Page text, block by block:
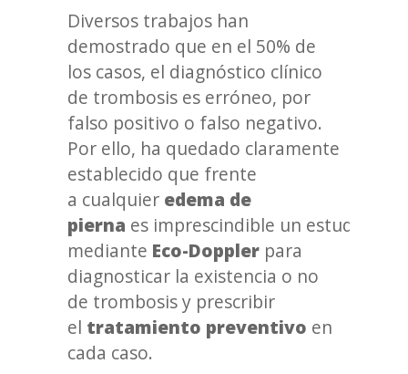
Diversos trabajos han
demostrado que en el 50% de
los casos, el diagnóstico clínico
de trombosis es erróneo, por
falso positivo o falso negativo.
Por ello, ha quedado claramente
establecido que frente
a cualquier edema de
pierna es imprescindible un estudio
mediante Eco-Doppler para
diagnosticar la existencia o no
de trombosis y prescribir
el tratamiento preventivo en
cada caso.